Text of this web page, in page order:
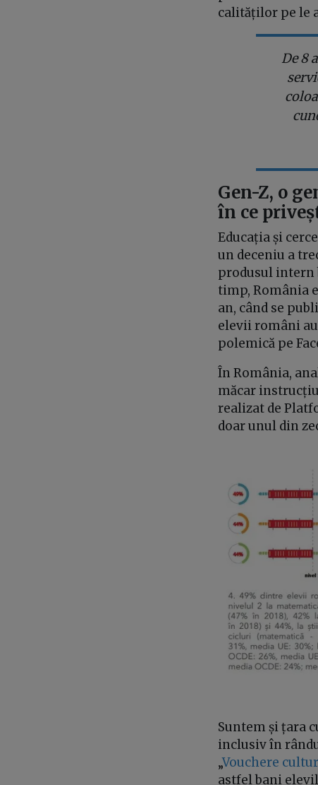
calităților pe le
De 8
Gen-Z, o
în ce
Educația și
un deceniu a
produsul intern
timp, România
an, când se
elevii români
polemică pe
În România,
măcar
realizat de
doar unul din
Suntem și țara
inclusiv în
„Vouchere
astfel bani